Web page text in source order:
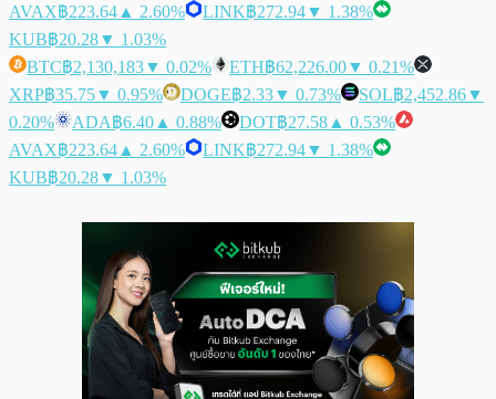
AVAX฿223.64 ▲ 2.60% LINK฿272.94▼ 1.38%
KUB฿20.28▼ 1.03%
BTC฿2,130,183▼ 0.02% ETH฿62,226.00▼ 0.21%
XRP฿35.75▼ 0.95% DOGE฿2.33▼ 0.73% SOL฿2,452.86▼
0.20%
ADA฿6.40 ▲ 0.88% DOT฿27.58 ▲ 0.53%
AVAX฿223.64 ▲ 2.60% LINK฿272.94▼ 1.38%
KUB฿20.28▼ 1.03%